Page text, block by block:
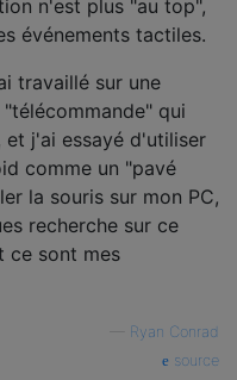
n'est plus "au top",
événements tactiles.
travaillé sur une
qui
et j'ai essayé d'utiliser
comme un "pavé
la souris sur mon PC,
recherche sur ce
ce sont mes
Ryan Conrad
source